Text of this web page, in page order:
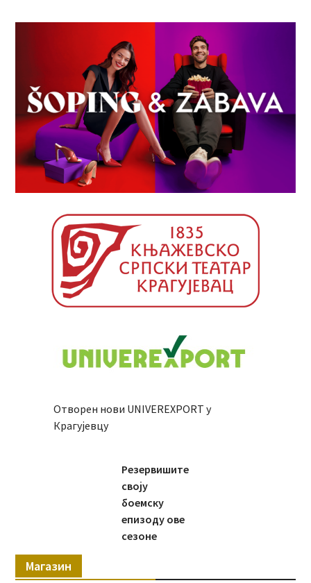
Отворен нови UNIVEREXPORT у
Крагујевцу
Резервишите
своју
боемску
епизоду ове
сезоне
Магазин